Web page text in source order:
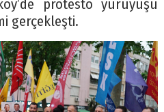
protesto yürüyüşü
gerçekleşti.